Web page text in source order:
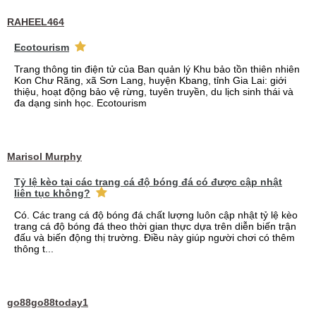
RAHEEL464
Ecotourism
Trang thông tin điện tử của Ban quản lý Khu bảo tồn thiên nhiên
Kon Chư Răng, xã Sơn Lang, huyện Kbang, tỉnh Gia Lai: giới
thiệu, hoạt động bảo vệ rừng, tuyên truyền, du lịch sinh thái và
đa dạng sinh học. Ecotourism
Marisol Murphy
Tỷ lệ kèo tại các trang cá độ bóng đá có được cập nhật
liên tục không?
Có. Các trang cá độ bóng đá chất lượng luôn cập nhật tỷ lệ kèo
trang cá độ bóng đá theo thời gian thực dựa trên diễn biến trận
đấu và biến động thị trường. Điều này giúp người chơi có thêm
thông t...
go88go88today1